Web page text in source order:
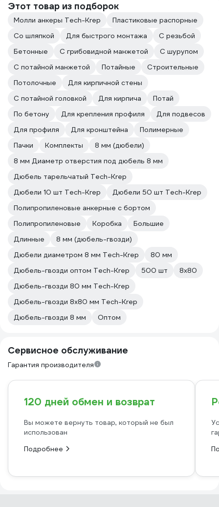
Этот товар из подборок
Молли анкеры Tech-Krep
Пластиковые распорные
Со шляпкой
Для быстрого монтажа
С резьбой
Бетонные
С грибовидной манжетой
С шурупом
С потайной манжетой
Потайные
Строительные
Потолочные
Для кирпичной стены
С потайной головкой
Для кирпича
Потай
По бетону
Для крепления профиля
Для подвесов
Для профиля
Для кронштейна
Полимерные
Пачки
Комплекты
8 мм (дюбели)
8 мм Диаметр отверстия под дюбель 8 мм
Дюбель тарельчатый Tech-Krep
Дюбели 10 шт Tech-Krep
Дюбели 50 шт Tech-Krep
Полипропиленовые анкерные с бортом
Полипропиленовые
Коробка
Большие
Длинные
8 мм (дюбель-гвозди)
Дюбели диаметром 8 мм Tech-Krep
80 мм
Дюбель-гвозди оптом Tech-Krep
500 шт
8х80
Дюбель-гвозди 80 мм Tech-Krep
Дюбель-гвозди 8х80 мм Tech-Krep
Дюбель-гвозди 8 мм
Оптом
Сервисное обслуживание
Гарантия производителя
120 дней обмен и возврат
Вы можете вернуть товар, который не был
использован
Подробнее